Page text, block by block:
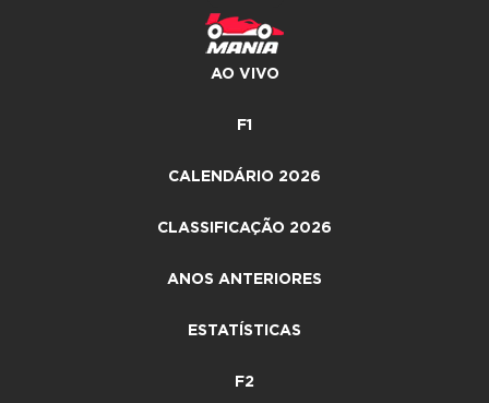
AO VIVO
F1
CALENDÁRIO 2026
CLASSIFICAÇÃO 2026
ANOS ANTERIORES
ESTATÍSTICAS
F2